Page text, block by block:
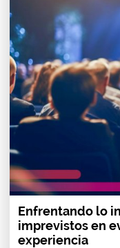
Enfrentando lo
imprevistos en
experiencia